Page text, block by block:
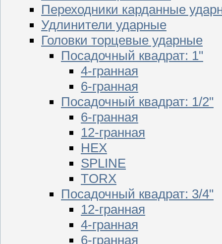
Переходники карданные
Удлинители ударные
Головки торцевые ударные
Посадочный квадрат: 1"
4-гранная
6-гранная
Посадочный квадрат: 1/2"
6-гранная
12-гранная
HEX
SPLINE
TORX
Посадочный квадрат: 3/4"
12-гранная
4-гранная
6-гранная